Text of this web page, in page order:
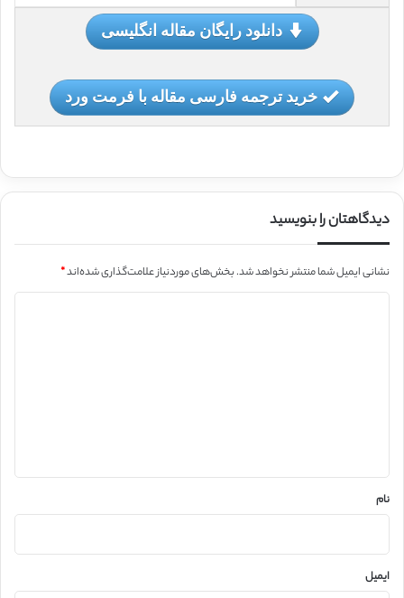
دانلود رایگان مقاله انگلیسی
خرید ترجمه فارسی مقاله با فرمت ورد
دیدگاهتان را بنویسید
نشانی ایمیل شما منتشر نخواهد شد.بخش‌های موردنیاز علامت‌گذاری شده‌اند*
نام
ایمیل